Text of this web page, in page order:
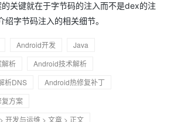
关键就在于字节码的注入而不是dex的注
绍字节码注入的相关细节。
Android开发
Java
析
Android技术解析
析DNS
Android热修复补丁
方案
> 开发与运维 > 文章 > 正文